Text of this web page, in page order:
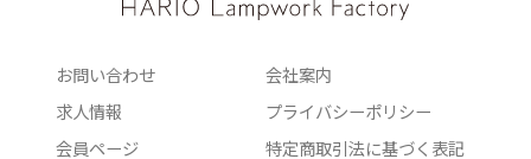
お問い合わせ
会社案内
求人情報
プライバシーポリシー
会員ページ
特定商取引法に基づく表記